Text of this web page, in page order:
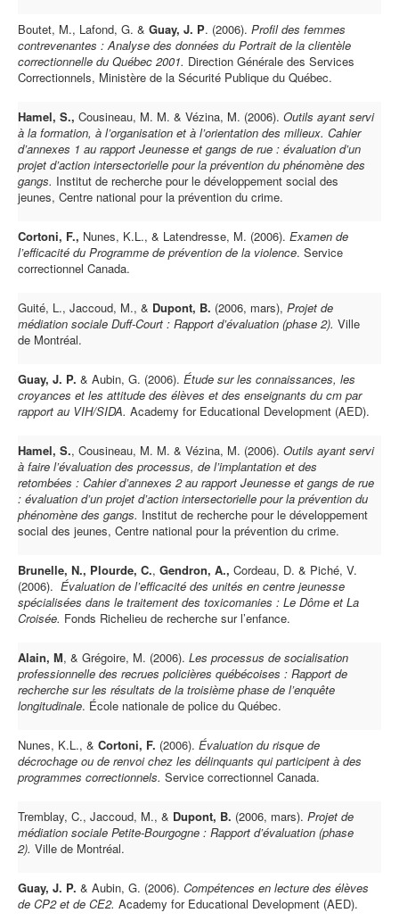
Boutet, M., Lafond, G. & Guay, J. P. (2006). Profil des femmes
contrevenantes : Analyse des données du Portrait de la clientèle
correctionnelle du Québec 2001. Direction Générale des Services
Correctionnels, Ministère de la Sécurité Publique du Québec.
Hamel, S., Cousineau, M. M. & Vézina, M. (2006). Outils ayant servi
à la formation, à l’organisation et à l’orientation des milieux. Cahier
d’annexes 1 au rapport Jeunesse et gangs de rue : évaluation d’un
projet d’action intersectorielle pour la prévention du phénomène des
gangs. Institut de recherche pour le développement social des
jeunes, Centre national pour la prévention du crime.
Cortoni, F., Nunes, K.L., & Latendresse, M. (2006). Examen de
l’efficacité du Programme de prévention de la violence. Service
correctionnel Canada.
Guité, L., Jaccoud, M., & Dupont, B. (2006, mars), Projet de
médiation sociale Duff-Court : Rapport d’évaluation (phase 2). Ville
de Montréal.
Guay, J. P. & Aubin, G. (2006). Étude sur les connaissances, les
croyances et les attitude des élèves et des enseignants du cm par
rapport au VIH/SIDA. Academy for Educational Development (AED).
Hamel, S., Cousineau, M. M. & Vézina, M. (2006). Outils ayant servi
à faire l’évaluation des processus, de l’implantation et des
retombées : Cahier d’annexes 2 au rapport Jeunesse et gangs de rue
: évaluation d’un projet d’action intersectorielle pour la prévention du
phénomène des gangs. Institut de recherche pour le développement
social des jeunes, Centre national pour la prévention du crime.
Brunelle, N., Plourde, C., Gendron, A., Cordeau, D. & Piché, V.
(2006). Évaluation de l’efficacité des unités en centre jeunesse
spécialisées dans le traitement des toxicomanies : Le Dôme et La
Croisée. Fonds Richelieu de recherche sur l’enfance.
Alain, M, & Grégoire, M. (2006). Les processus de socialisation
professionnelle des recrues policières québécoises : Rapport de
recherche sur les résultats de la troisième phase de l’enquête
longitudinale. École nationale de police du Québec.
Nunes, K.L., & Cortoni, F. (2006). Évaluation du risque de
décrochage ou de renvoi chez les délinquants qui participent à des
programmes correctionnels. Service correctionnel Canada.
Tremblay, C., Jaccoud, M., & Dupont, B. (2006, mars). Projet de
médiation sociale Petite-Bourgogne : Rapport d’évaluation (phase
2). Ville de Montréal.
Guay, J. P. & Aubin, G. (2006). Compétences en lecture des élèves
de CP2 et de CE2. Academy for Educational Development (AED).